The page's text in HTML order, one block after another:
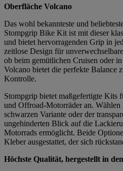
Oberfläche Volcano
Das wohl bekannteste und
Stompgrip Bike Kit ist mit dieser
und bietet hervorragenden Grip in
zeitlose Design für
ob beim gemütlichen Cruisen oder
Volcano bietet die perfekte Balance
Kontrolle.
Stompgrip bietet maßgefertigte Kits
und Offroad-Motorräder an. Wählen
schwarzen Variante oder der
ungehinderten Blick auf die
Motorrads ermöglicht. Beide
Kleber ausgestattet, der sich
Höchste Qualität, hergestellt in